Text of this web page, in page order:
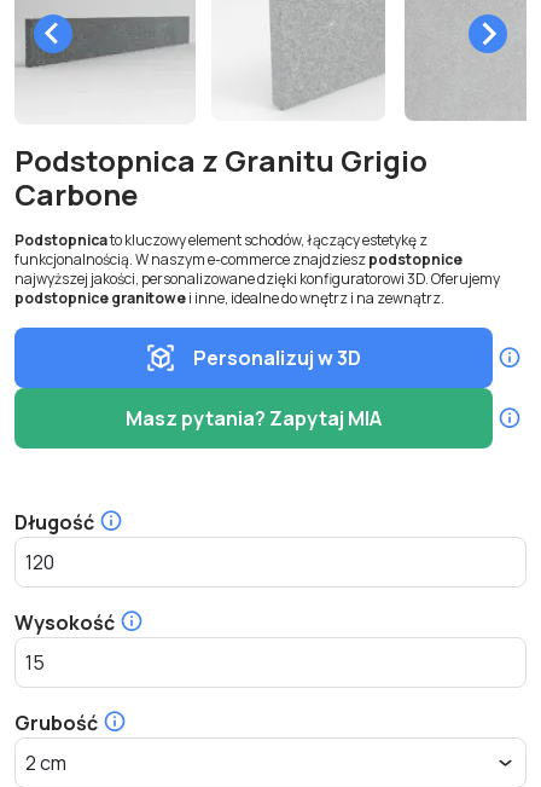
Podstopnica z Granitu Grigio
Carbone
Podstopnicato kluczowy element schodów, łączący estetykę z
funkcjonalnością. W naszym e-commerce znajdzieszpodstopnice
najwyższej jakości, personalizowane dzięki konfiguratorowi 3D. Oferujemy
podstopnice granitowei inne, idealne do wnętrz i na zewnątrz.
Personalizuj w 3D
Masz pytania? Zapytaj MIA
Długość
Wysokość
Grubość